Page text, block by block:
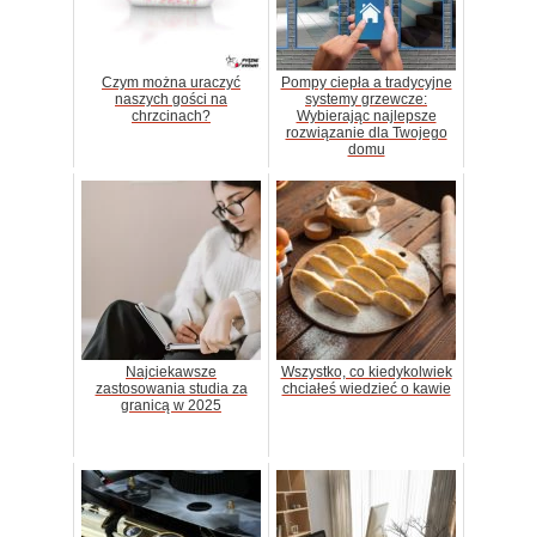
Czym można uraczyć
naszych gości na
chrzcinach?
Pompy ciepła a tradycyjne
systemy grzewcze:
Wybierając najlepsze
rozwiązanie dla Twojego
domu
Najciekawsze
zastosowania studia za
granicą w 2025
Wszystko, co kiedykolwiek
chciałeś wiedzieć o kawie